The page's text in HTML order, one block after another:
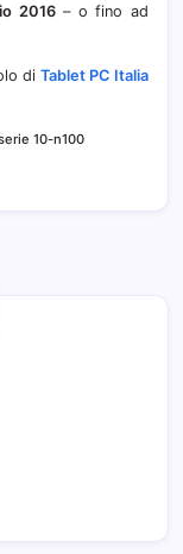
2016– o fino ad
di Tablet PC Italia
10-n100